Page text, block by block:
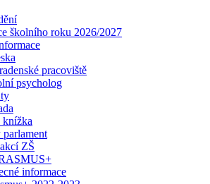
školního roku 2026/2027
pracoviště
psycholog
knížka
ZŠ
informace